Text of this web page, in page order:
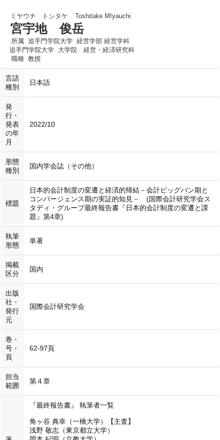
ミヤウチ トシタケ Toshitake MIyauchi
宮宇地 俊岳
所属 追手門学院大学 経営学部 経営学科
追手門学院大学 大学院 経営・経済研究科
職種 教授
言語
種別
日本語
発
行・
発表
の年
月
2022/10
形態
種別
国内学会誌（その他）
標題
日本的会計制度の変遷と経済的帰結－会計ビッグバン期と
コンバージェンス期の実証的知見－ (国際会計研究学会ス
タディ・グループ最終報告書『日本的会計制度の変遷と課
題』第4章)
執筆
形態
単著
掲載
区分
国内
出版
社・
発行
元
国際会計研究学会
巻・
号・
頁
62-97頁
担当
範囲
第４章
『最終報告書』 執筆者一覧
角ヶ谷 典幸（一橋大学）【主査】
浅野 敬志（東京都立大学）